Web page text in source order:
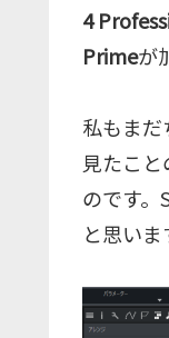
4
Primeが
私もま
見たこ
のです
と思いま